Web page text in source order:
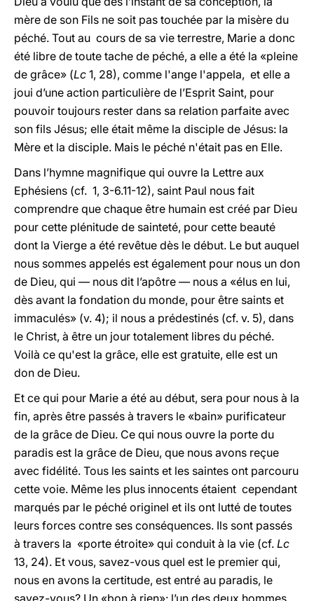
mère de son Fils ne soit pas touchée par la misère du
péché. Tout au cours de sa vie terrestre, Marie a donc
été libre de toute tache de péché, a elle a été la «pleine
de grâce» (Lc 1, 28), comme l'ange l'appela, et elle a
joui d’une action particulière de l’Esprit Saint, pour
pouvoir toujours rester dans sa relation parfaite avec
son fils Jésus; elle était même la disciple de Jésus: la
Mère et la disciple. Mais le péché n'était pas en Elle.
Dans l’hymne magnifique qui ouvre la Lettre aux
Ephésiens (cf. 1, 3-6.11-12), saint Paul nous fait
comprendre que chaque être humain est créé par Dieu
pour cette plénitude de sainteté, pour cette beauté
dont la Vierge a été revêtue dès le début. Le but auquel
nous sommes appelés est également pour nous un don
de Dieu, qui — nous dit l’apôtre — nous a «élus en lui,
dès avant la fondation du monde, pour être saints et
immaculés» (v. 4); il nous a prédestinés (cf. v. 5), dans
le Christ, à être un jour totalement libres du péché.
Voilà ce qu'est la grâce, elle est gratuite, elle est un
don de Dieu.
Et ce qui pour Marie a été au début, sera pour nous à la
fin, après être passés à travers le «bain» purificateur
de la grâce de Dieu. Ce qui nous ouvre la porte du
paradis est la grâce de Dieu, que nous avons reçue
avec fidélité. Tous les saints et les saintes ont parcouru
cette voie. Même les plus innocents étaient cependant
marqués par le péché originel et ils ont lutté de toutes
leurs forces contre ses conséquences. Ils sont passés
à travers la «porte étroite» qui conduit à la vie (cf. Lc
13, 24). Et vous, savez-vous quel est le premier qui,
nous en avons la certitude, est entré au paradis, le
savez-vous? Un «bon à rien»: l’un des deux hommes